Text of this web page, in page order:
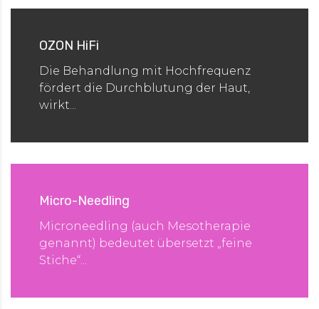
OZON HiFi
Die Behandlung mit Hochfrequenz
fördert die Durchblutung der Haut,
wirkt...
Micro-Needling
Microneedling (auch Mesotherapie
genannt) bedeutet übersetzt „feine
Stiche“...